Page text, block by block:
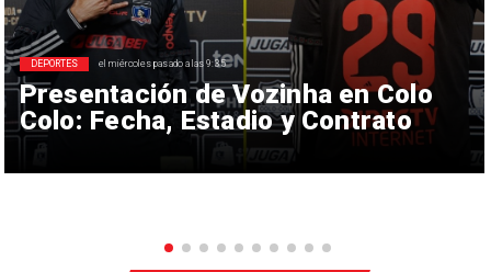
Presentación de Vozinha en Colo
Colo: Fecha, Estadio y Contrato
DEPORTES el miércoles pasado a las 9:35